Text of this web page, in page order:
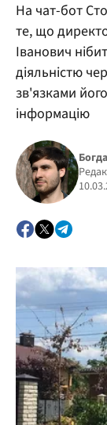
Політика
На чат-бот
те, що
Іванович
діяльністю
зв'язками
інформацію